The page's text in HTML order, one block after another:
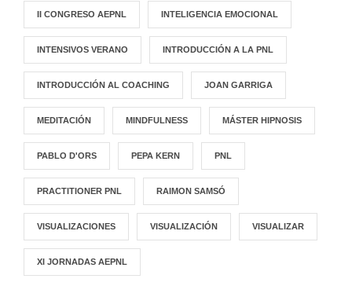
II CONGRESO AEPNL INTELIGENCIA EMOCIONAL
INTENSIVOS VERANO INTRODUCCIÓN A LA PNL
INTRODUCCIÓN AL COACHING JOAN GARRIGA
MEDITACIÓN MINDFULNESS MÁSTER HIPNOSIS
PABLO D'ORS PEPA KERN PNL
PRACTITIONER PNL RAIMON SAMSÓ
VISUALIZACIONES VISUALIZACIÓN VISUALIZAR
XI JORNADAS AEPNL